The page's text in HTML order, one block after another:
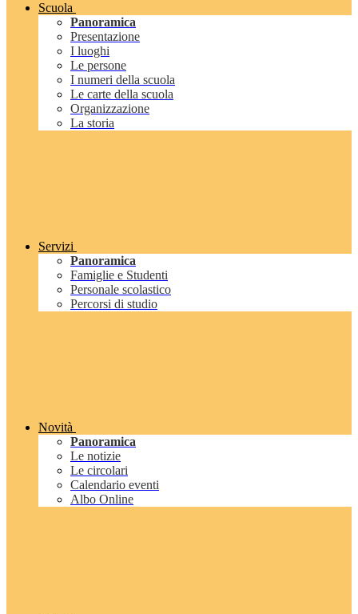
Scuola
Panoramica
Presentazione
I luoghi
Le persone
I numeri della scuola
Le carte della scuola
Organizzazione
La storia
Servizi
Panoramica
Famiglie e Studenti
Personale scolastico
Percorsi di studio
Novità
Panoramica
Le notizie
Le circolari
Calendario eventi
Albo Online